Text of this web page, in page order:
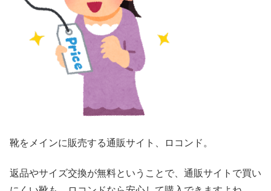
靴をメインに販売する通販サイト、ロコンド。
返品やサイズ交換が無料ということで、通販サイトで買い